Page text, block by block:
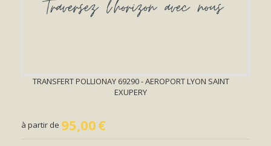
TRANSFERT POLLIONAY 69290 - AEROPORT LYON SAINT
EXUPERY
à partir de 95,00€